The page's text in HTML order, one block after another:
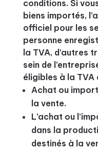
conditions. Si
biens importés,
officiel pour les
personne
la TVA, d’autres
sein de
éligibles à la TVA
Achat ou
la vente.
L’achat ou
dans la
destinés à la